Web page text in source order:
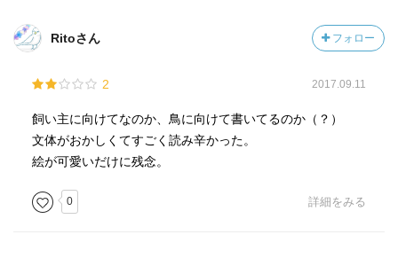
Ritoさん フォロー
2 2017.09.11
飼い主に向けてなのか、鳥に向けて書いてるのか（？）
文体がおかしくてすごく読み辛かった。
絵が可愛いだけに残念。
0 詳細をみる